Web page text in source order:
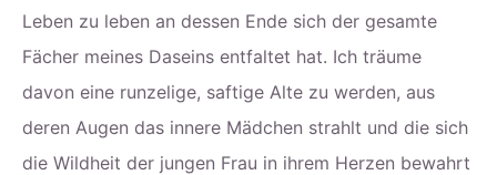
Leben zu leben an dessen Ende sich der gesamte
Fächer meines Daseins entfaltet hat. Ich träume
davon eine runzelige, saftige Alte zu werden, aus
deren Augen das innere Mädchen strahlt und die sich
die Wildheit der jungen Frau in ihrem Herzen bewahrt